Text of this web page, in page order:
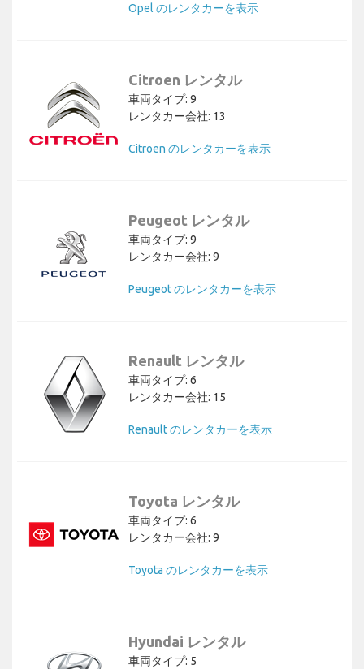
Opel のレンタカーを表示
Citroen レンタル
車両タイプ: 9
レンタカー会社: 13
Citroen のレンタカーを表示
Peugeot レンタル
車両タイプ: 9
レンタカー会社: 9
Peugeot のレンタカーを表示
Renault レンタル
車両タイプ: 6
レンタカー会社: 15
Renault のレンタカーを表示
Toyota レンタル
車両タイプ: 6
レンタカー会社: 9
Toyota のレンタカーを表示
Hyundai レンタル
車両タイプ: 5